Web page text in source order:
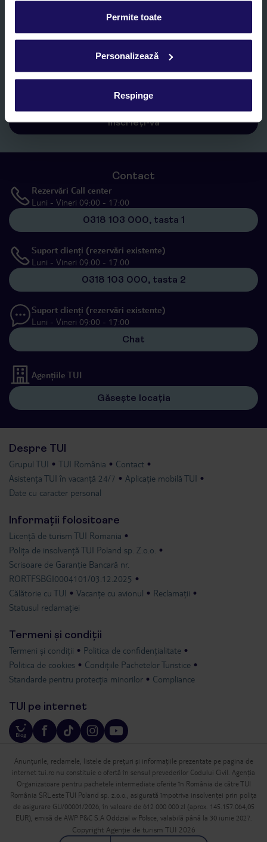
Permite toate
Personalizează
Respinge
Sunt de acord cu prelucrarea datelor mele personale de către TUI
specificat în„Informații privind prelucrarea datelor cu caracter
, prin mijloace electronice de comunicare (e-mail),
Înscrieți-vă
Contact
Rezervări Call center
Luni - Vineri 09:00 - 17:00
0318 103 000, tasta 1
Suport clienți (rezervări existente)
Luni - Vineri 09:00 - 17:00
0318 103 000, tasta 2
Suport clienți (rezervări existente)
Luni - Vineri 09:00 - 17:00
Chat
Agențiile TUI
Găsește locația
Despre TUI
Grupul TUI TUI România
Contact
Asistența TUI în vacanță 24/7
Aplicație mobilă TUI
Date cu caracter personal
Informații folositoare
Licență de turism TUI Romania
Polița de insolvență TUI Poland sp. Z.o.o.
Scrisoare de Garanție Bancară nr.
RORTFSBGI0004101/03.12.2025
Călătorie cu TUI
Vacanțe cu avionul
Reclamații
Statusul reclamației
Termeni și condiții
Termeni și condiții
Politica de confidențialitate
Politica de cookies
Condițiile Pachetelor Turistice
Standarde pentru protecția minorilor
Compliance
TUI pe internet
Anunțurile, reclamele, listele de prețuri și informațiile prezentate pe pagina de
internet tui.ro nu constituie o ofertă în sensul prevederilor Codului Civil. Agenția
Organizatoare pentru pachetele intermediate oferite în România de către TUI
România SRL este TUI Poland sp. z.o.o., asigurată împotriva insolvenței prin polița
de asigurare GU/00001/2026, în valoare de 612 000 000 zl (aprox. 145.157.064,05
EUR), emisă de AWP P&C S.A Oddzial w Polsce, valabilă până la 30 iunie 2027.
Copyright Agenție de turism TUI 2026